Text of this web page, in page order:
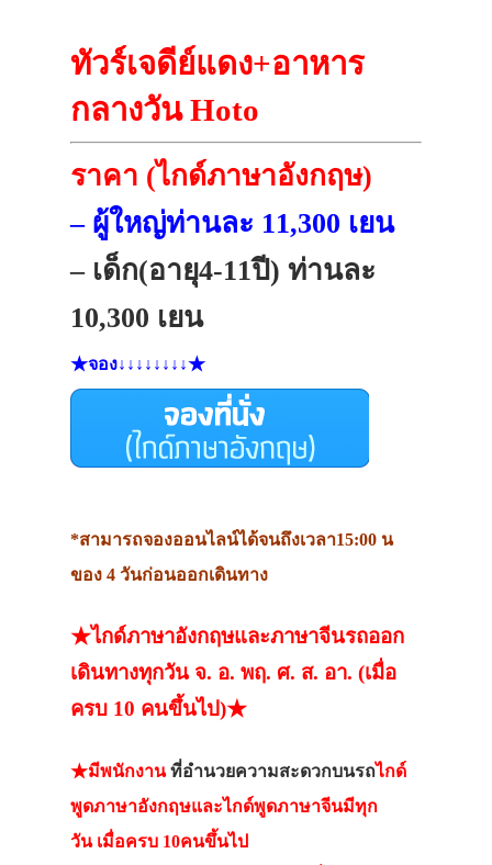
ทัวร์เจดีย์แดง+อาหาร
กลางวัน Hoto
ราคา (ไกด์ภาษาอังกฤษ)
– ผู้ใหญ่ท่านละ 11,300 เยน
– เด็ก(อายุ4-11ปี) ท่านละ
10,300 เยน
★จอง↓↓↓↓↓↓↓↓★
*สามารถจองออนไลน์ได้จนถึงเวลา15:00 น
ของ 4 วันก่อนออกเดินทาง
★ไกด์ภาษาอังกฤษและภาษาจีนรถออก
เดินทางทุกวัน จ. อ. พฤ. ศ. ส. อา. (เมื่อ
ครบ 10 คนขึ้นไป)★
★มีพนักงานที่อำนวยความสะดวกบนรถไกด์
พูดภาษาอังกฤษและไกด์พูดภาษาจีนมีทุก
วัน เมื่อครบ 10คนขึ้นไป